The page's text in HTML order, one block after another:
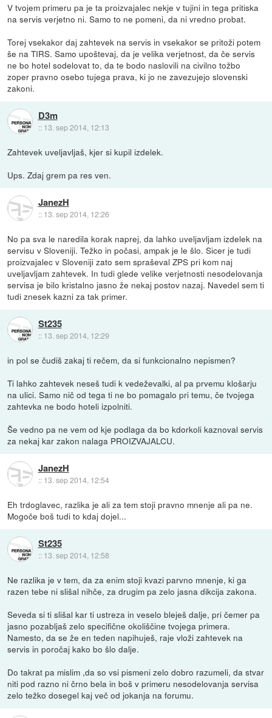
V tvojem primeru pa je ta proizvajalec nekje v tujini in tega pritiska
na servis verjetno ni. Samo to ne pomeni, da ni vredno probat.
Torej vsekakor daj zahtevek na servis in vsekakor se pritoži potem
še na TIRS. Samo upoštevaj, da je velika verjetnost, da če servis
ne bo hotel sodelovat to, da te bodo naslovili na civilno tožbo
zoper pravno osebo tujega prava, ki jo ne zavezujejo slovenski
zakoni.
D3m
:: 13. sep 2014, 12:13
Zahtevek uveljavljaš, kjer si kupil izdelek.
Ups. Zdaj grem pa res ven.
JanezH
:: 13. sep 2014, 12:26
No pa sva le naredila korak naprej, da lahko uveljavljam izdelek na
servisu v Sloveniji. Težko in počasi, ampak je le šlo. Sicer je tudi
proizvajalec v Sloveniji zato sem spraševal ZPS pri kom naj
uveljavljam zahtevek. In tudi glede velike verjetnosti nesodelovanja
servisa je bilo kristalno jasno že nekaj postov nazaj. Navedel sem ti
tudi znesek kazni za tak primer.
St235
:: 13. sep 2014, 12:29
in pol se čudiš zakaj ti rečem, da si funkcionalno nepismen?
Ti lahko zahtevek neseš tudi k vedeževalki, al pa prvemu klošarju
na ulici. Samo nič od tega ti ne bo pomagalo pri temu, če tvojega
zahtevka ne bodo hoteli izpolniti.
Še vedno pa ne vem od kje podlaga da bo kdorkoli kaznoval servis
za nekaj kar zakon nalaga PROIZVAJALCU.
JanezH
:: 13. sep 2014, 12:54
Eh trdoglavec, razlika je ali za tem stoji pravno mnenje ali pa ne.
Mogoče boš tudi to kdaj dojel...
St235
:: 13. sep 2014, 12:58
Ne razlika je v tem, da za enim stoji kvazi parvno mnenje, ki ga
razen tebe ni slišal nihče, za drugim pa zelo jasna dikcija zakona.
Seveda si ti slišal kar ti ustreza in veselo bleješ dalje, pri čemer pa
jasno pozabljaš zelo specifične okoliščine tvojega primera.
Namesto, da se že en teden napihuješ, raje vloži zahtevek na
servis in poročaj kako bo šlo dalje.
Do takrat pa mislim ,da so vsi pismeni zelo dobro razumeli, da stvar
niti pod razno ni črno bela in boš v primeru nesodelovanja servisa
zelo težko dosegel kaj več od jokanja na forumu.